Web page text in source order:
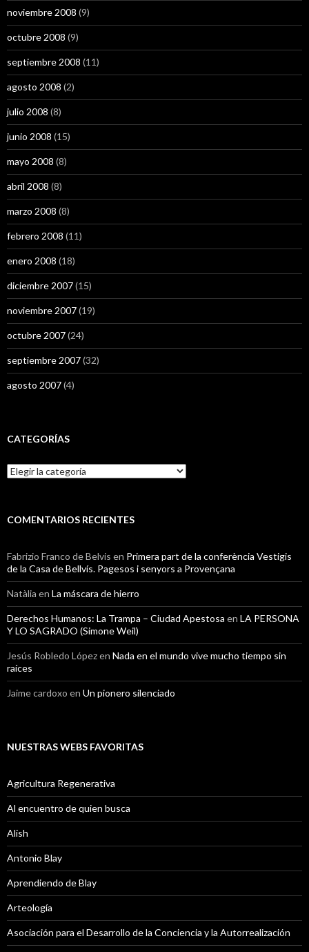
noviembre 2008 (9)
octubre 2008 (9)
septiembre 2008 (11)
agosto 2008 (2)
julio 2008 (8)
junio 2008 (15)
mayo 2008 (8)
abril 2008 (8)
marzo 2008 (8)
febrero 2008 (11)
enero 2008 (18)
diciembre 2007(15)
noviembre 2007(19)
octubre 2007(24)
septiembre 2007(32)
agosto 2007(4)
CATEGORÍAS
Categorías
COMENTARIOS RECIENTES
Fabrizio Franco de Belvis en Primera part de la conferència Vestigis
de la Casa de Bellvís. Pagesos i senyors a Provençana
Natàlia en La máscara de hierro
Derechos Humanos: La Trampa – Ciudad Apestosa en LA PERSONA
Y LO SAGRADO (Simone Weil)
Jesús Robledo Lópezen Nada en el mundo vive mucho tiempo sin
raíces
Jaime cardoxo en Un pionero silenciado
NUESTRAS WEBS FAVORITAS
Agricultura Regenerativa
Al encuentro de quien busca
Alish
Antonio Blay
Aprendiendo de Blay
Arteología
Asociación para el Desarrollo de la Conciencia y la Autorrealización